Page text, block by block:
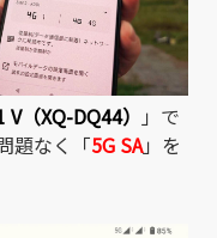
（XQ-DQ44） 」で
題なく「5G SA」を